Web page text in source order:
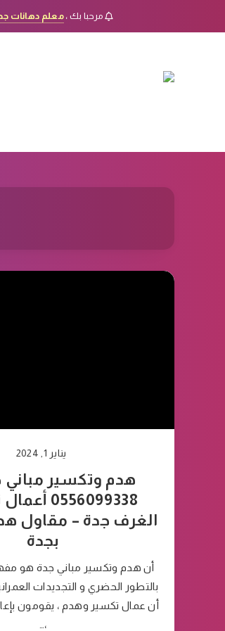
مرحبا بك ،معلم دهانات
يناير 1, 2024
هدم وتكسير
الغرف جدة – مقاول
بجدة
أن هدم وتكسير مباني جدة هو
بالتطور الحضري و التجديدات
أن عمال تكسير وهدم ، يقومون
،…